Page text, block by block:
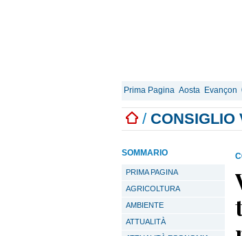
Prima Pagina Aosta Evançon
/ CONSIGLIO
SOMMARIO
PRIMA PAGINA
AGRICOLTURA
AMBIENTE
ATTUALITÀ